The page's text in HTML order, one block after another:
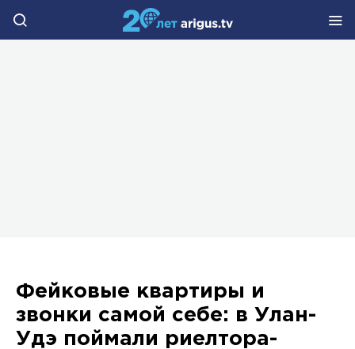
Фейковые квартиры и
звонки самой себе: в Улан-
Удэ поймали риелтора-